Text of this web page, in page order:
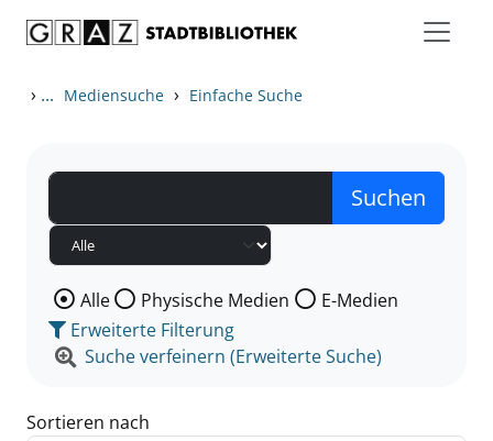
› ... Mediensuche › Einfache Suche
Wählen Sie die Medienart nach der Sie suchen wollen.
Alle Physische Medien
E-Medien
Erweiterte Filterung
Suche verfeinern (Erweiterte Suche)
Sortieren nach